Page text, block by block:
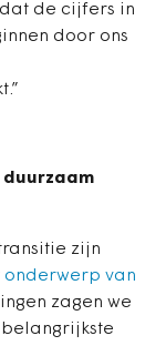
de cijfers in
door ons
duurzaam
zijn
onderwerp van
zagen we